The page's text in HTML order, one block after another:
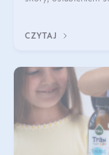
osłabienie włosów.
CZYTAJ